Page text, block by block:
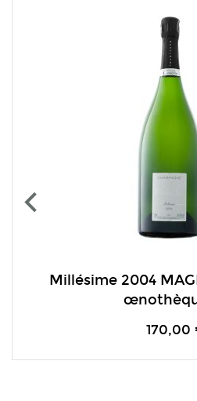
Millésime 2004
170,00